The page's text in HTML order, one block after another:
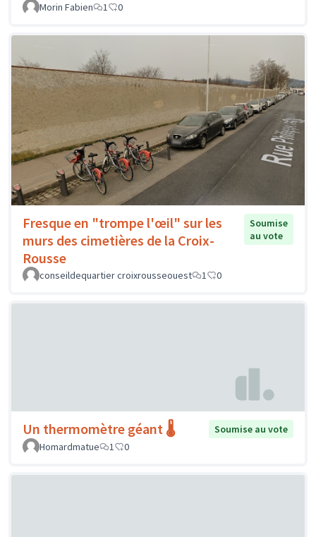
Morin Fabien
1 0
Fresque en "trompe l'œil" sur les
murs des cimetières de la Croix-
Rousse
Soumise
au vote
conseildequartier croixrousseouest 1 0
Un thermomètre géant 🌡️
Soumise au vote
Homardmatue
1 0